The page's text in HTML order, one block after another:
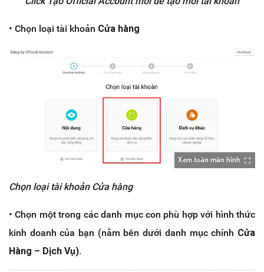
• Chọn loại tài khoản Cửa hàng
Xem toàn màn hình
Chọn loại tài khoản Cửa hàng
• Chọn một trong các danh mục con phù hợp với hình thức
kinh doanh của bạn (nằm bên dưới danh mục chính Cửa
Hàng – Dịch Vụ).